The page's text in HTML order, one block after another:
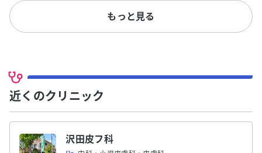
もっと見る
近くのクリニック
沢田皮フ科